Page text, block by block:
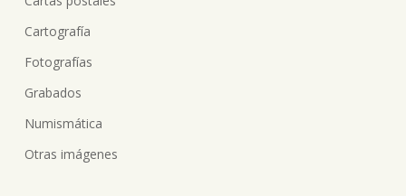
Cartografía
Fotografías
Grabados
Numismática
Otras imágenes